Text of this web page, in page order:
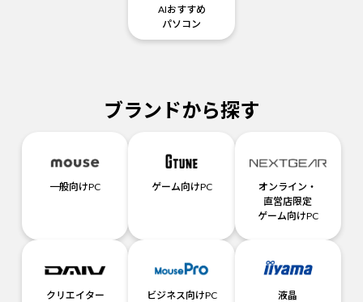
AIおすすめ
パソコン
ブランドから探す
一般向けPC ゲーム向けPC
オンライン・
直営店限定
ゲーム向けPC
クリエイター
ビジネス向けPC
液晶